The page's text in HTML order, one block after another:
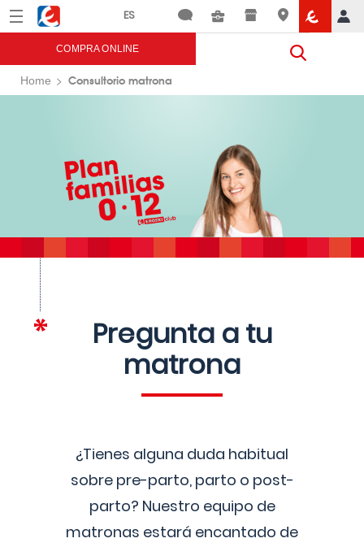
Menú Eroski
COMPRA ONLINE
Home Consultorio matrona
Pregunta a tu
matrona
¿Tienes alguna duda habitual
sobre pre-parto, parto o post-
parto? Nuestro equipo de
matronas estará encantado de